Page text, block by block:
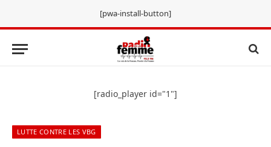
[pwa-install-button]
[radio_player id="1"]
LUTTE CONTRE LES VBG